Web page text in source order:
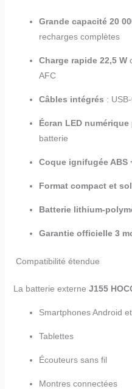
Grande capacité 20
recharges complètes
Charge rapide 22,5 W
AFC
Câbles intégrés :
Écran LED numérique
batterie
Coque ignifugée ABS
Format compact et
Batterie lithium-
Garantie officielle 3
Compatibilité étendue
La batterie externe J155
Smartphones Android
Tablettes
Écouteurs sans fil
Montres connectées